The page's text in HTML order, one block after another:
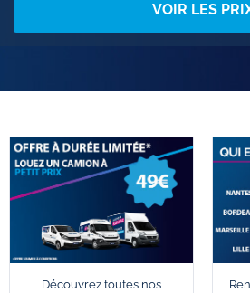
VOIR LES
Découvrez toutes nos